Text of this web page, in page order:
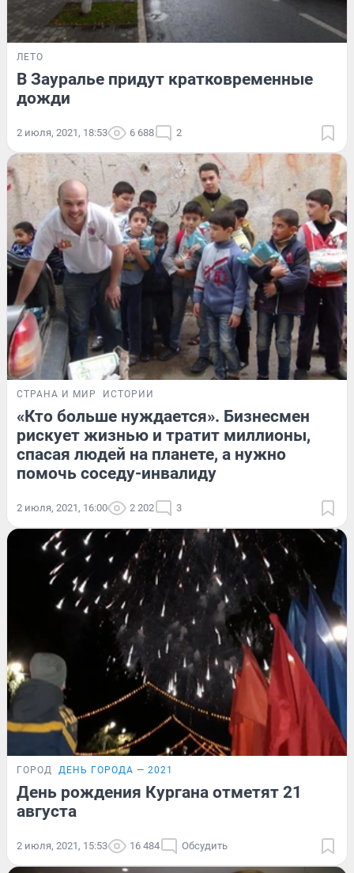
ЛЕТО
В Зауралье придут кратковременные
дожди
2 июля, 2021, 18:53 6 688 2
СТРАНА И МИР ИСТОРИИ
«Кто больше нуждается». Бизнесмен
рискует жизнью и тратит миллионы,
спасая людей на планете, а нужно
помочь соседу-инвалиду
2 июля, 2021, 16:00 2 202 3
ГОРОД ДЕНЬ ГОРОДА — 2021
День рождения Кургана отметят 21
августа
2 июля, 2021, 15:53 16 484 Обсудить